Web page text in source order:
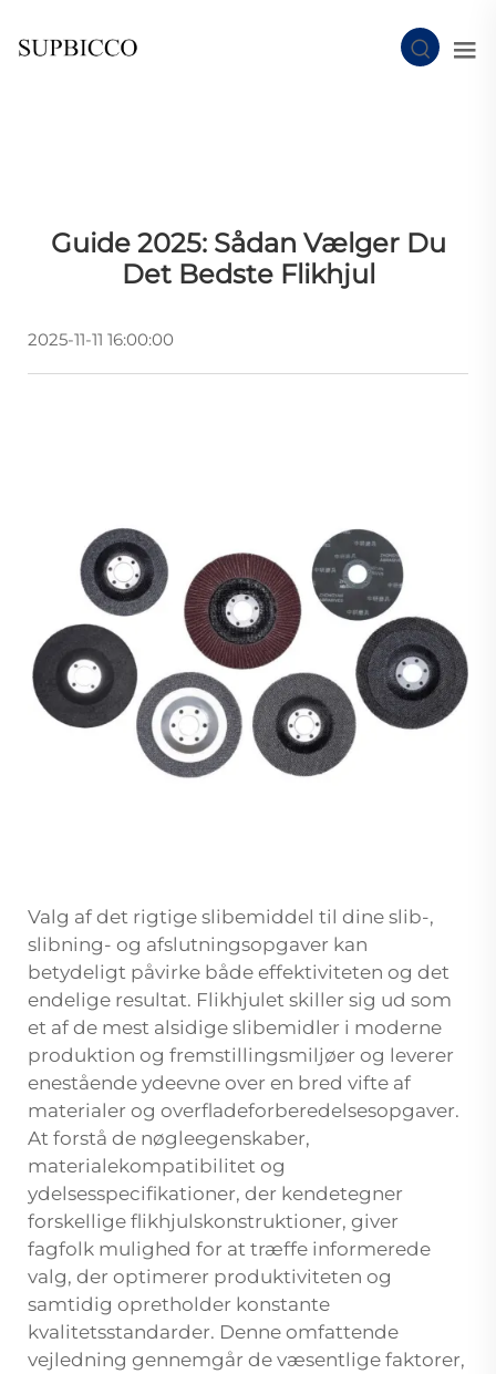
Guide 2025: Sådan Vælger Du
Det Bedste Flikhjul
2025-11-11 16:00:00
Valg af det rigtige slibemiddel til dine slib-,
slibning- og afslutningsopgaver kan
betydeligt påvirke både effektiviteten og det
endelige resultat. Flikhjulet skiller sig ud som
et af de mest alsidige slibemidler i moderne
produktion og fremstillingsmiljøer og leverer
enestående ydeevne over en bred vifte af
materialer og overfladeforberedelsesopgaver.
At forstå de nøgleegenskaber,
materialekompatibilitet og
ydelsesspecifikationer, der kendetegner
forskellige flikhjulskonstruktioner, giver
fagfolk mulighed for at træffe informerede
valg, der optimerer produktiviteten og
samtidig opretholder konstante
kvalitetsstandarder. Denne omfattende
vejledning gennemgår de væsentlige faktorer,